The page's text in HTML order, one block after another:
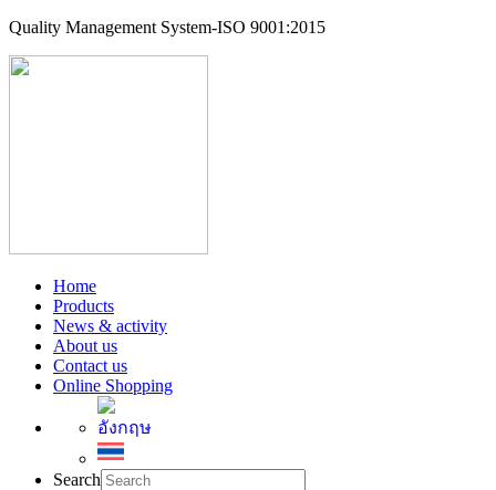
Quality Management System-ISO 9001:2015
Home
Products
News & activity
About us
Contact us
Online Shopping
Search